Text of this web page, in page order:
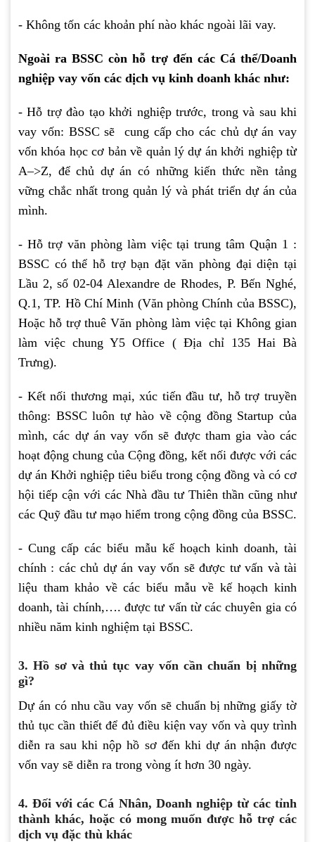
- Không tốn các khoản phí nào khác ngoài lãi vay.
Ngoài ra BSSC còn hỗ trợ đến các Cá thể/Doanh
nghiệp vay vốn các dịch vụ kinh doanh khác như:
- Hỗ trợ đào tạo khởi nghiệp trước, trong và sau khi
vay vốn: BSSC sẽ cung cấp cho các chủ dự án vay
vốn khóa học cơ bản về quản lý dự án khởi nghiệp từ
A–>Z, để chủ dự án có những kiến thức nền tảng
vững chắc nhất trong quản lý và phát triển dự án của
mình.
- Hỗ trợ văn phòng làm việc tại trung tâm Quận 1 :
BSSC có thể hỗ trợ bạn đặt văn phòng đại diện tại
Lầu 2, số 02-04 Alexandre de Rhodes, P. Bến Nghé,
Q.1, TP. Hồ Chí Minh (Văn phòng Chính của BSSC),
Hoặc hỗ trợ thuê Văn phòng làm việc tại Không gian
làm việc chung Y5 Office ( Địa chỉ 135 Hai Bà
Trưng).
- Kết nối thương mại, xúc tiến đầu tư, hỗ trợ truyền
thông: BSSC luôn tự hào về cộng đồng Startup của
mình, các dự án vay vốn sẽ được tham gia vào các
hoạt động chung của Cộng đồng, kết nối được với các
dự án Khởi nghiệp tiêu biểu trong cộng đồng và có cơ
hội tiếp cận với các Nhà đầu tư Thiên thần cũng như
các Quỹ đầu tư mạo hiểm trong cộng đồng của BSSC.
- Cung cấp các biểu mẫu kế hoạch kinh doanh, tài
chính : các chủ dự án vay vốn sẽ được tư vấn và tài
liệu tham khảo về các biểu mẫu về kế hoạch kinh
doanh, tài chính,…. được tư vấn từ các chuyên gia có
nhiều năm kinh nghiệm tại BSSC.
3. Hồ sơ và thủ tục vay vốn cần chuẩn bị những
gì?
Dự án có nhu cầu vay vốn sẽ chuẩn bị những giấy tờ
thủ tục cần thiết để đủ điều kiện vay vốn và quy trình
diễn ra sau khi nộp hồ sơ đến khi dự án nhận được
vốn vay sẽ diễn ra trong vòng ít hơn 30 ngày.
4. Đối với các Cá Nhân, Doanh nghiệp từ các tỉnh
thành khác, hoặc có mong muốn được hỗ trợ các
dịch vụ đặc thù khác